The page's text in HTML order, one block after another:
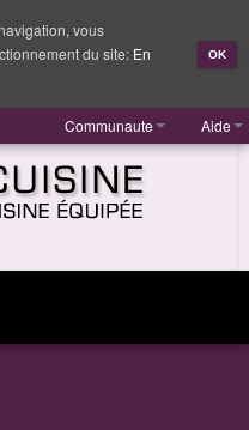
Communaute Aide
vous
du site: En
OK